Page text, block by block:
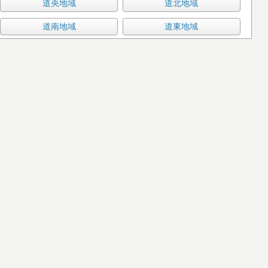
道央地域 道北地域
道南地域 道東地域